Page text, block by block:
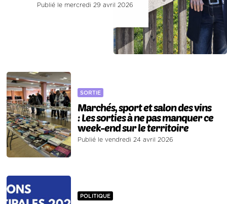
Publié le mercredi 29 avril 2026
SORTIE
Marchés, sport et salon des vins
: Les sorties à ne pas manquer ce
week-end sur le territoire
Publié le vendredi 24 avril 2026
POLITIQUE